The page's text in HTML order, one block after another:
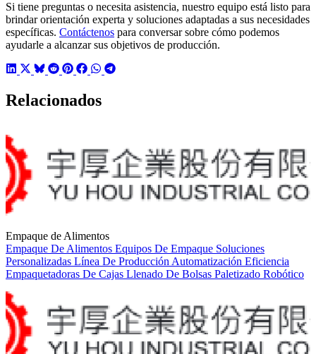
Si tiene preguntas o necesita asistencia, nuestro equipo está listo para
brindar orientación experta y soluciones adaptadas a sus necesidades
específicas. Contáctenos para conversar sobre cómo podemos
ayudarle a alcanzar sus objetivos de producción.
Relacionados
Empaque de Alimentos
Empaque De Alimentos Equipos De Empaque Soluciones
Personalizadas Línea De Producción Automatización Eficiencia
Empaquetadoras De Cajas Llenado De Bolsas Paletizado Robótico